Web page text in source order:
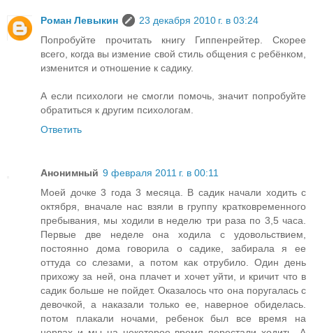
Роман Левыкин
23 декабря 2010 г. в 03:24
Попробуйте прочитать книгу Гиппенрейтер. Скорее
всего, когда вы измение свой стиль общения с ребёнком,
изменится и отношение к садику.
А если психологи не смогли помочь, значит попробуйте
обратиться к другим психологам.
Ответить
Анонимный 9 февраля 2011 г. в 00:11
Моей дочке 3 года 3 месяца. В садик начали ходить с
октября, вначале нас взяли в группу кратковременного
пребывания, мы ходили в неделю три раза по 3,5 часа.
Первые две неделе она ходила с удовольствием,
постоянно дома говорила о садике, забирала я ее
оттуда со слезами, а потом как отрубило. Один день
прихожу за ней, она плачет и хочет уйти, и кричит что в
садик больше не пойдет. Оказалось что она поругалась с
девочкой, а наказали только ее, наверное обиделась.
потом плакали ночами, ребенок был все время на